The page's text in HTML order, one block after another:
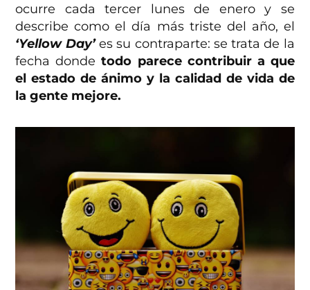
ocurre cada tercer lunes de enero y se
describe como el día más triste del año, el
‘Yellow Day’es su contraparte: se trata de la
fecha donde todo parece contribuir a que
el estado de ánimo y la calidad de vida de
la gente mejore.